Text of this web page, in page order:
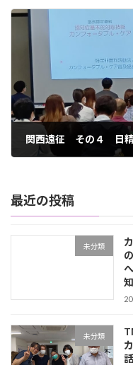
関西遠征 その４ 日精
最近の投稿
未分類
未分類